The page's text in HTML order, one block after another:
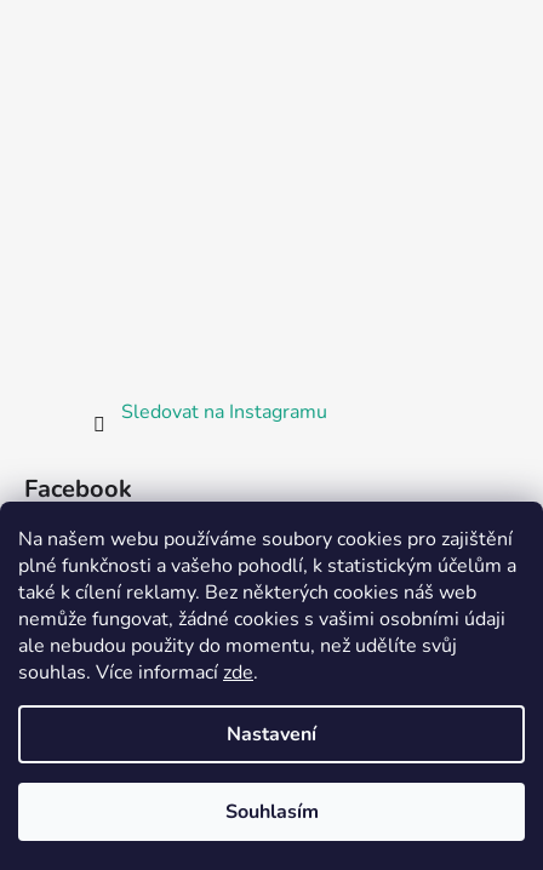
Na našem webu používáme soubory cookies pro zajištění
plné funkčnosti a vašeho pohodlí, k statistickým účelům a
také k cílení reklamy. Bez některých cookies náš web
nemůže fungovat, žádné cookies s vašimi osobními údaji
ale nebudou použity do momentu, než udělíte svůj
souhlas. Více informacízde.
Nastavení
Souhlasím
Sledovat na Instagramu
Facebook
Partnerská prodejna Barefoot Plzeň
Vytvořil Shoptet
Bosorka Plzeň
vyhrazena.